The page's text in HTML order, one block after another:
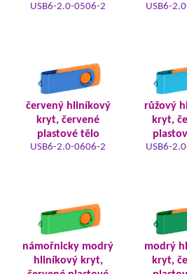
USB6-2.0-0506-2 USB6-
červený hliníkový
kryt, červené
plastové tělo
USB6-2.0-0606-2
růžový
kryt,
USB6-
námořnicky modrý
hliníkový kryt,
modrý
kryt,